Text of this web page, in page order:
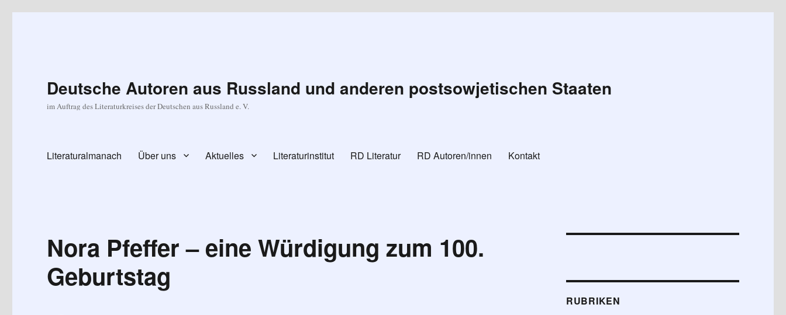
Deutsche Autoren aus Russland und anderen postsowjetischen Staaten
im Auftrag des Literaturkreises der Deutschen aus Russland e. V.
Literaturalmanach Über uns Aktuelles Literaturinstitut RD Literatur RD Autoren/innen Kontakt
Nora Pfeffer – eine Würdigung zum 100.
Geburtstag
RUBRIKEN